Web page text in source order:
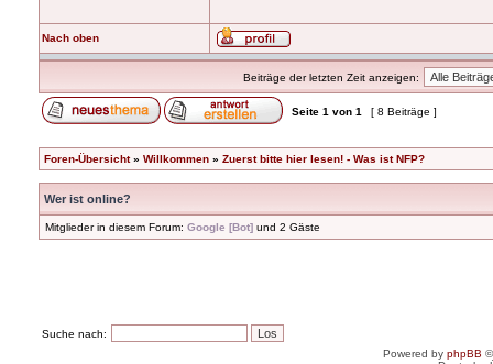
Nach oben
Beiträge der letzten Zeit anzeigen:
Seite 1 von 1 [ 8 Beiträge ]
Foren-Übersicht» Willkommen » Zuerst bitte hier lesen! - Was ist NFP?
Wer ist online?
Mitglieder in diesem Forum: Google [Bot] und 2 Gäste
Suche nach:
Powered by phpBB